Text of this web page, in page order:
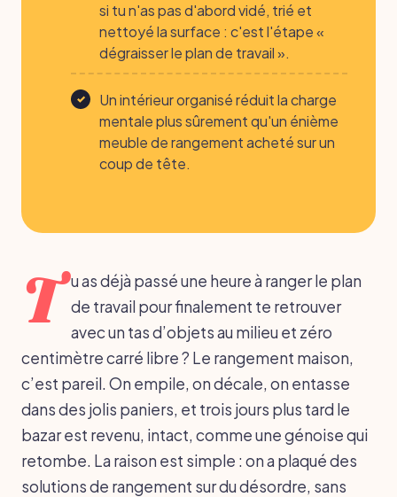
si tu n'as pas d'abord vidé, trié et
nettoyé la surface : c'est l'étape «
dégraisser le plan de travail ».
Un intérieur organisé réduit la charge
mentale plus sûrement qu'un énième
meuble de rangement acheté sur un
coup de tête.
T u as déjà passé une heure à ranger le plan
de travail pour finalement te retrouver
avec un tas d’objets au milieu et zéro
centimètre carré libre ? Le rangement maison,
c’est pareil. On empile, on décale, on entasse
dans des jolis paniers, et trois jours plus tard le
bazar est revenu, intact, comme une génoise qui
retombe. La raison est simple : on a plaqué des
solutions de rangement sur du désordre, sans